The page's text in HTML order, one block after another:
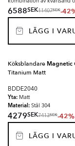
kombination av kvartsand
6588SEK11407SEK-
LÄGG I
Köksblandare Magnetic
Titanium Matt
BDDE2040
Yta: Matt
Material: Stål 304
4279SEK7413SEK-42%
LÄGG I